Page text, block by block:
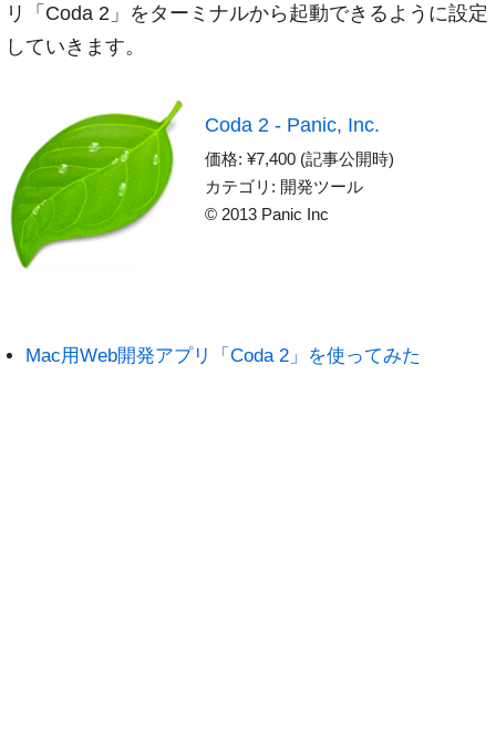
リ「Coda 2」をターミナルから起動できるように設定
していきます。
Coda 2 - Panic, Inc.
価格: ¥7,400 (記事公開時)
カテゴリ: 開発ツール
© 2013 Panic Inc
Mac用Web開発アプリ「Coda 2」を使ってみた